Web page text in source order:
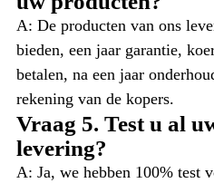
A: De producten van ons
bieden, een jaar garantie,
betalen, na een jaar
rekening van de kopers.
Vraag 5. Test u al
levering?
A: Ja, we hebben 100% test